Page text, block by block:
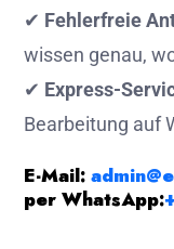
✔ Fehlerfreie
wissen genau,
✔ Express-
Bearbeitung auf
E-Mail:
per WhatsApp: